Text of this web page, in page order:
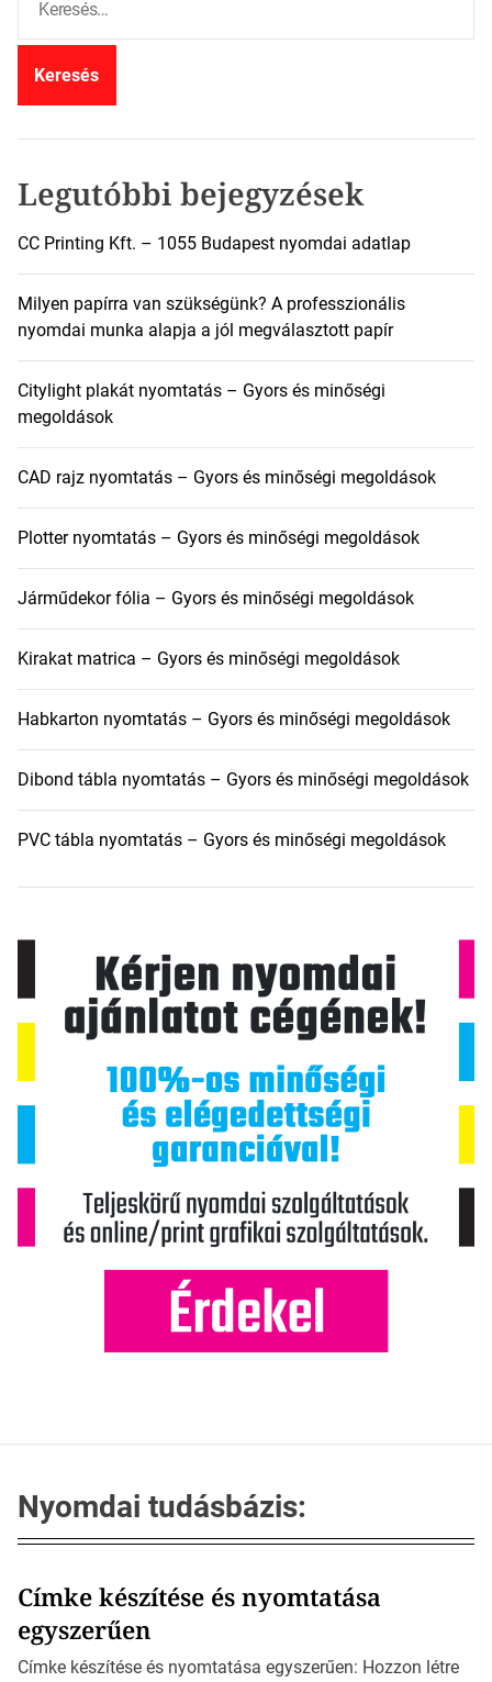
r
Legutóbbi bejegyzések
CC Printing Kft. – 1055 Budapest nyomdai adatlap
Milyen papírra van szükségünk? A professzionális
nyomdai munka alapja a jól megválasztott papír
Citylight plakát nyomtatás – Gyors és minőségi
megoldások
CAD rajz nyomtatás – Gyors és minőségi megoldások
Plotter nyomtatás – Gyors és minőségi megoldások
Járműdekor fólia – Gyors és minőségi megoldások
Kirakat matrica – Gyors és minőségi megoldások
Habkarton nyomtatás – Gyors és minőségi megoldások
Dibond tábla nyomtatás – Gyors és minőségi megoldások
PVC tábla nyomtatás – Gyors és minőségi megoldások
Nyomdai tudásbázis:
Címke készítése és nyomtatása
egyszerűen
Címke készítése és nyomtatása egyszerűen: Hozzon létre